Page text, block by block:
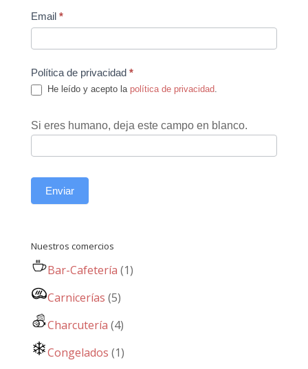
Email *
Política de privacidad *
He leído y acepto la política de privacidad
Si eres humano, deja este campo en blanco.
Enviar
Nuestros comercios
Bar-Cafetería (1)
Carnicerías (5)
Charcutería (4)
Congelados (1)